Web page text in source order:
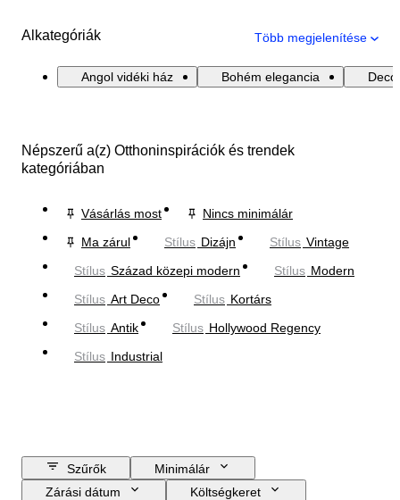
Alkategóriák Több megjelenítése
Angol vidéki ház Bohém elegancia
Népszerű a(z) Otthoninspirációk és trendek
kategóriában
Vásárlás most
Nincs minimálár
Ma zárul
Stílus Dizájn Stílus Vintage
Stílus Század közepi modern Stílus Modern
Stílus Art Deco Stílus Kortárs
Stílus Antik Stílus Hollywood Regency
Stílus Industrial
Szűrők
Minimálár
Zárási dátum
Költségkeret